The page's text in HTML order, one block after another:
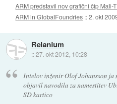
ARM predstavil nov grafični čip Mali-
ARM in GlobalFoundries ::2. okt
Relanium
::27. okt 2012, 10:28
Intelov inženir Olof Johansson ja
objavil navodila za namestitev
SD kartico